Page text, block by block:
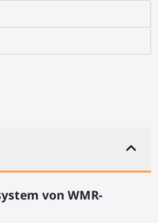
von WMR-